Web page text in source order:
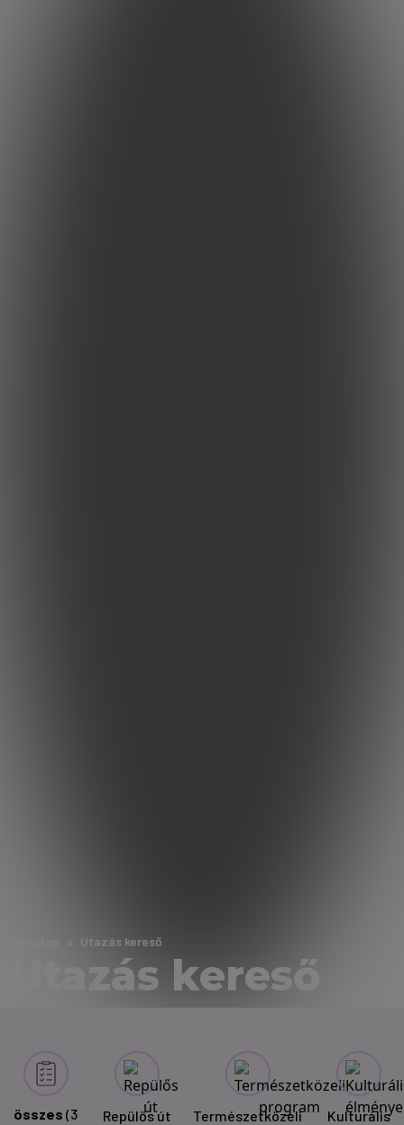
Utazás kereső
Utazás kereső
összes (3 Repülős út Természetközeli Kulturális